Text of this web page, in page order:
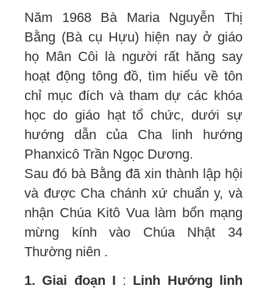
Năm 1968 Bà Maria Nguyễn Thị
Bằng (Bà cụ Hựu) hiện nay ở giáo
họ Mân Côi là người rất hăng say
hoạt động tông đồ, tìm hiểu về tôn
chỉ mục đích và tham dự các khóa
học do giáo hạt tổ chức, dưới sự
hướng dẫn của Cha linh hướng
Phanxicô Trần Ngọc Dương.
Sau đó bà Bằng đã xin thành lập hội
và được Cha chánh xứ chuẩn y, và
nhận Chúa Kitô Vua làm bổn mạng
mừng kính vào Chúa Nhật 34
Thường niên .
1. Giai đoạn I : Linh Hướng linh